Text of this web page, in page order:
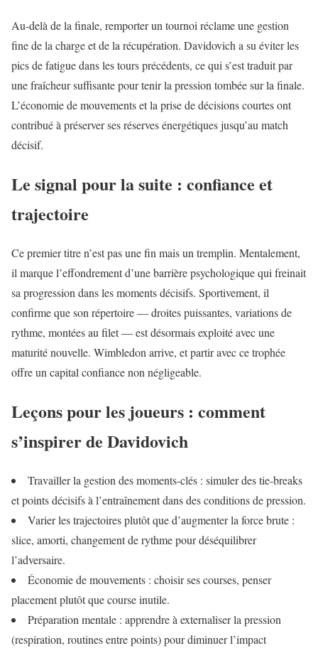
Au-delà de la finale, remporter un tournoi réclame une gestion
fine de la charge et de la récupération. Davidovich a su éviter les
pics de fatigue dans les tours précédents, ce qui s’est traduit par
une fraîcheur suffisante pour tenir la pression tombée sur la finale.
L’économie de mouvements et la prise de décisions courtes ont
contribué à préserver ses réserves énergétiques jusqu’au match
décisif.
Le signal pour la suite : confiance et
trajectoire
Ce premier titre n’est pas une fin mais un tremplin. Mentalement,
il marque l’effondrement d’une barrière psychologique qui freinait
sa progression dans les moments décisifs. Sportivement, il
confirme que son répertoire — droites puissantes, variations de
rythme, montées au filet — est désormais exploité avec une
maturité nouvelle. Wimbledon arrive, et partir avec ce trophée
offre un capital confiance non négligeable.
Leçons pour les joueurs : comment
s’inspirer de Davidovich
Travailler la gestion des moments-clés : simuler des tie-breaks
et points décisifs à l’entraînement dans des conditions de pression.
Varier les trajectoires plutôt que d’augmenter la force brute :
slice, amorti, changement de rythme pour déséquilibrer
l’adversaire.
Économie de mouvements : choisir ses courses, penser
placement plutôt que course inutile.
Préparation mentale : apprendre à externaliser la pression
(respiration, routines entre points) pour diminuer l’impact